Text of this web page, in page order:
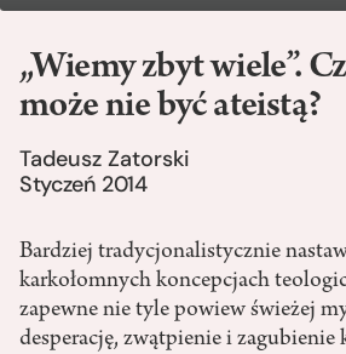
„Wiemy zbyt wiele”.
może nie być ateistą?
Tadeusz Zatorski
Styczeń 2014
Bardziej tradycjonalistycznie
karkołomnych koncepcjach
zapewne nie tyle powiew świeżej
desperację, zwątpienie i